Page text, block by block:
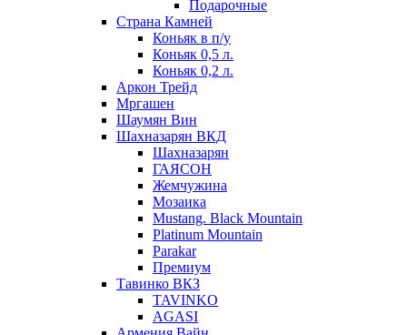
Подарочные
Страна Камней
Коньяк в п/у
Коньяк 0,5 л.
Коньяк 0,2 л.
Аркон Трейд
Мргашен
Шаумян Вин
Шахназарян ВКД
Шахназарян
ГАЯСОН
Жемчужина
Мозаика
Mustang. Black Mountain
Platinum Mountain
Parakar
Премиум
Тавинко ВКЗ
TAVINKO
AGASI